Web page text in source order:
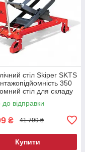
стіл Skiper SKTS
350
стіл для складу
до відправки
₴ 41 799 ₴
Купити